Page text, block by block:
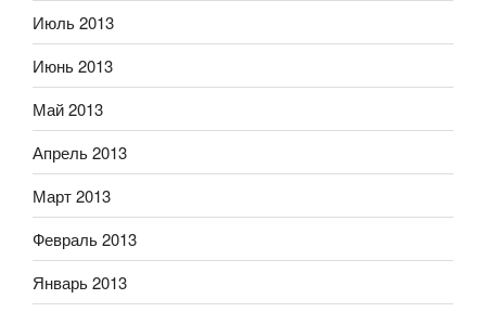
Июль 2013
Июнь 2013
Май 2013
Апрель 2013
Март 2013
Февраль 2013
Январь 2013